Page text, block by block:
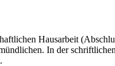
Hausarbeit
In der